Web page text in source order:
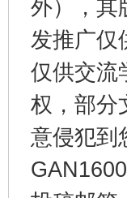
外），其
发推广仅
仅供交流
权，部分
意侵犯到
东山县通报“牛